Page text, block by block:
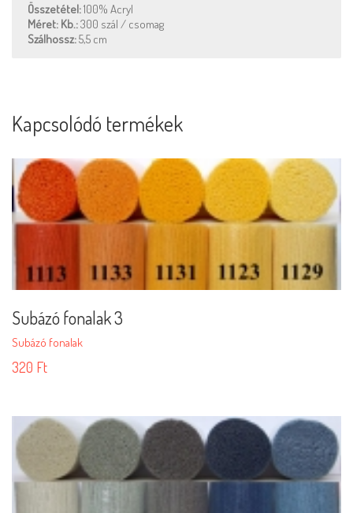
Összetétel:100% Acryl
Méret: Kb.:300 szál / csomag
Szálhossz:5,5 cm
Kapcsolódó termékek
Subázó fonalak 3
Subázó fonalak
320 Ft